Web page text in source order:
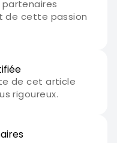
de cette passion
de cet article
rigoureux.